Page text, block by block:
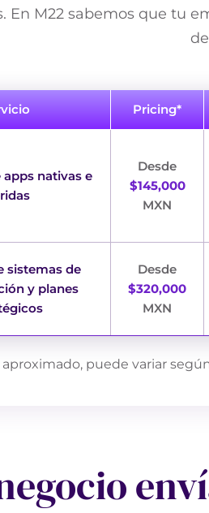
En M22 sabemos que tu
Pricing*
nativas e
Desde
$145,000
MXN
sistemas de
y planes
Desde
$320,000
MXN
puede variar